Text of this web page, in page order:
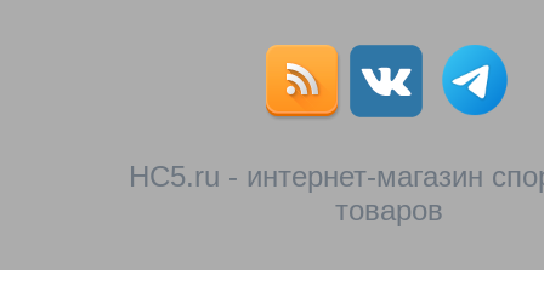
HC5.ru - интернет-магазин
товаров